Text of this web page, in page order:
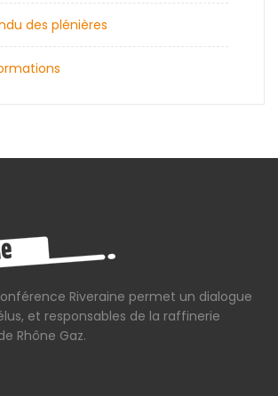
des plénières
Riveraine permet un dialogue
et responsables de la raffinerie
Rhône Gaz.